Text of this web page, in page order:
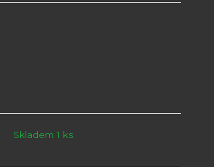
Skladem 1 ks